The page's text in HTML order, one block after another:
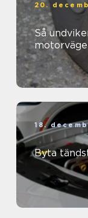
20.
Så
18.
Byta